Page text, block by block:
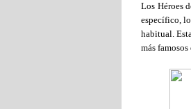
Los Héroes
específico,
habitual.
más